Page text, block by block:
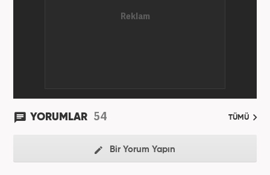
YORUMLAR 54 TÜMÜ
Bir Yorum Yapın